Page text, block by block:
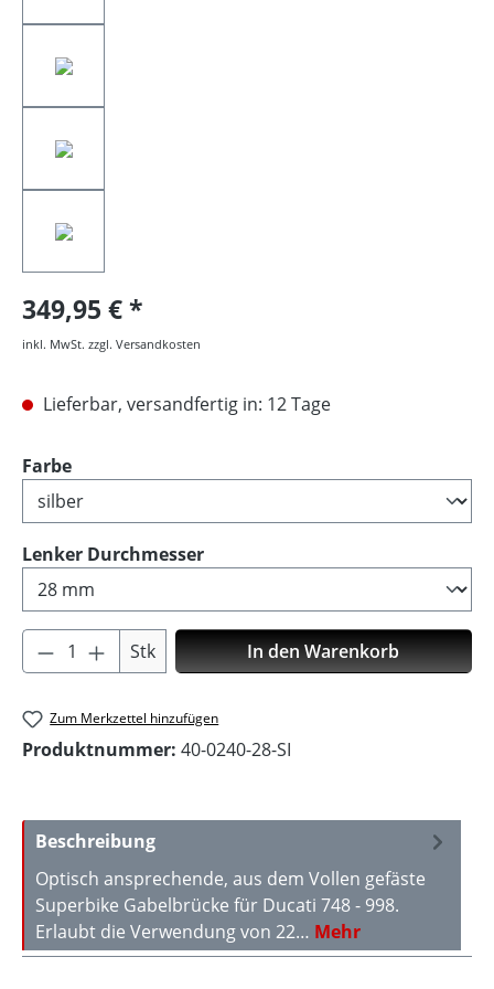
349,95 €
inkl. MwSt. zzgl. Versandkosten
Lieferbar, versandfertig in: 12 Tage
Farbeauswählen
Lenker Durchmesserauswählen
Produkt Anzahl: Gib den gewünschten
Stk In den Warenkorb
Zum Merkzettel hinzufügen
Produktnummer: 40-0240-28-SI
Beschreibung
Optisch ansprechende, aus dem Vollen gefäste
Superbike Gabelbrücke für Ducati 748 - 998.
Erlaubt die Verwendung von 22… Mehr